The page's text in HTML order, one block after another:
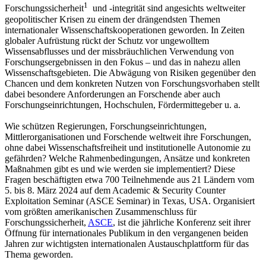
Forschungssicherheit1 und -integrität sind angesichts weltweiter
geopolitischer Krisen zu einem der drängendsten Themen
internationaler Wissenschaftskooperationen geworden. In Zeiten
globaler Aufrüstung rückt der Schutz vor ungewolltem
Wissensabflusses und der missbräuchlichen Verwendung von
Forschungsergebnissen in den Fokus – und das in nahezu allen
Wissenschaftsgebieten. Die Abwägung von Risiken gegenüber den
Chancen und dem konkreten Nutzen von Forschungsvorhaben stellt
dabei besondere Anforderungen an Forschende aber auch
Forschungseinrichtungen, Hochschulen, Fördermittegeber u. a.
Wie schützen Regierungen, Forschungseinrichtungen,
Mittlerorganisationen und Forschende weltweit ihre Forschungen,
ohne dabei Wissenschaftsfreiheit und institutionelle Autonomie zu
gefährden? Welche Rahmenbedingungen, Ansätze und konkreten
Maßnahmen gibt es und wie werden sie implementiert? Diese
Fragen beschäftigten etwa 700 Teilnehmende aus 21 Ländern vom
5. bis 8. März 2024 auf dem Academic & Security Counter
Exploitation Seminar (ASCE Seminar) in Texas, USA. Organisiert
vom größten amerikanischen Zusammenschluss für
Forschungssicherheit, ASCE, ist die jährliche Konferenz seit ihrer
Öffnung für internationales Publikum in den vergangenen beiden
Jahren zur wichtigsten internationalen Austauschplattform für das
Thema geworden.